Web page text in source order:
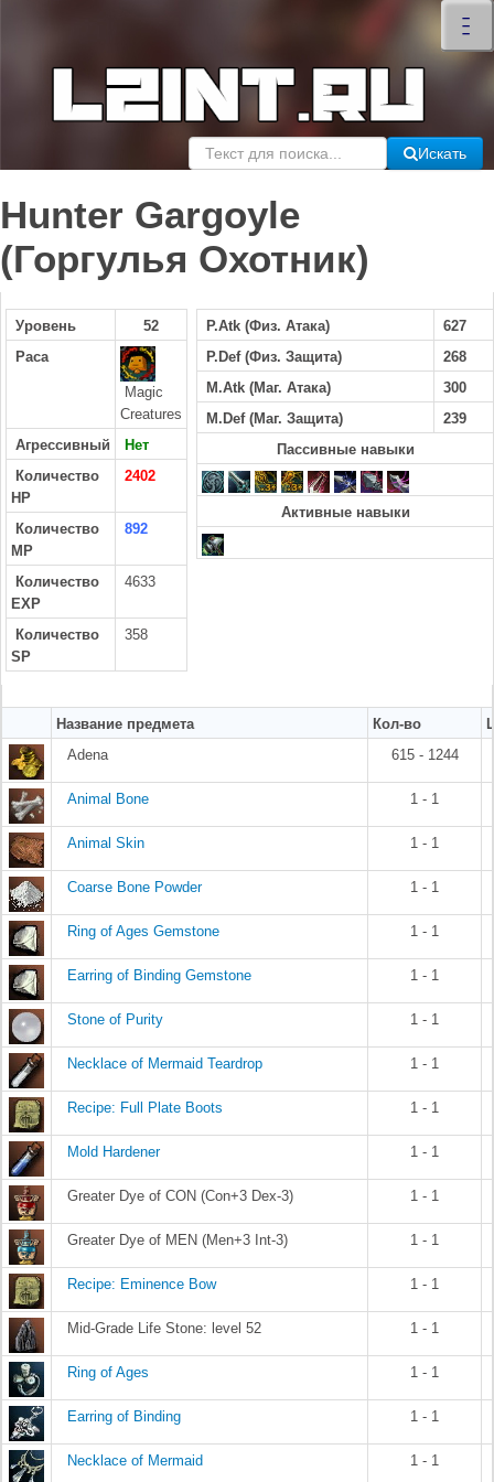
–
–
–
×
Искать
Hunter Gargoyle
(Горгулья Охотник)
Уровень
52
Раса
Magic
Creatures
Агрессивный
Нет
Количество
HP
2402
Количество
MP
892
Количество
EXP
4633
Количество
SP
358
P.Atk (Физ. Атака)
627
P.Def (Физ. Защита)
268
M.Atk (Маг. Атака)
300
M.Def (Маг. Защита)
239
Пассивные навыки
Активные навыки
Название предмета Кол-во
Adena
615 - 1244
Animal Bone 1 - 1
Animal Skin 1 - 1
Coarse Bone Powder 1 - 1
Ring of Ages Gemstone 1 - 1
Earring of Binding Gemstone 1 - 1
Stone of Purity 1 - 1
Necklace of Mermaid Teardrop 1 - 1
Recipe: Full Plate Boots 1 - 1
Mold Hardener 1 - 1
Greater Dye of CON (Con+3 Dex-3) 1 - 1
Greater Dye of MEN (Men+3 Int-3) 1 - 1
Recipe: Eminence Bow 1 - 1
Mid-Grade Life Stone: level 52 1 - 1
Ring of Ages 1 - 1
Earring of Binding 1 - 1
Necklace of Mermaid 1 - 1